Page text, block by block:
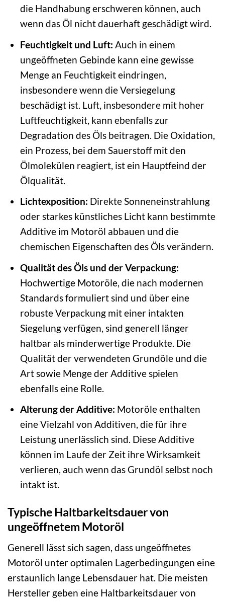
die Handhabung erschweren können, auch
wenn das Öl nicht dauerhaft geschädigt wird.
Feuchtigkeit und Luft: Auch in einem
ungeöffneten Gebinde kann eine gewisse
Menge an Feuchtigkeit eindringen,
insbesondere wenn die Versiegelung
beschädigt ist. Luft, insbesondere mit hoher
Luftfeuchtigkeit, kann ebenfalls zur
Degradation des Öls beitragen. Die Oxidation,
ein Prozess, bei dem Sauerstoff mit den
Ölmolekülen reagiert, ist ein Hauptfeind der
Ölqualität.
Lichtexposition: Direkte Sonneneinstrahlung
oder starkes künstliches Licht kann bestimmte
Additive im Motoröl abbauen und die
chemischen Eigenschaften des Öls verändern.
Qualität des Öls und der Verpackung:
Hochwertige Motoröle, die nach modernen
Standards formuliert sind und über eine
robuste Verpackung mit einer intakten
Siegelung verfügen, sind generell länger
haltbar als minderwertige Produkte. Die
Qualität der verwendeten Grundöle und die
Art sowie Menge der Additive spielen
ebenfalls eine Rolle.
Alterung der Additive: Motoröle enthalten
eine Vielzahl von Additiven, die für ihre
Leistung unerlässlich sind. Diese Additive
können im Laufe der Zeit ihre Wirksamkeit
verlieren, auch wenn das Grundöl selbst noch
intakt ist.
Typische Haltbarkeitsdauer von
ungeöffnetem Motoröl
Generell lässt sich sagen, dass ungeöffnetes
Motoröl unter optimalen Lagerbedingungen eine
erstaunlich lange Lebensdauer hat. Die meisten
Hersteller geben eine Haltbarkeitsdauer von